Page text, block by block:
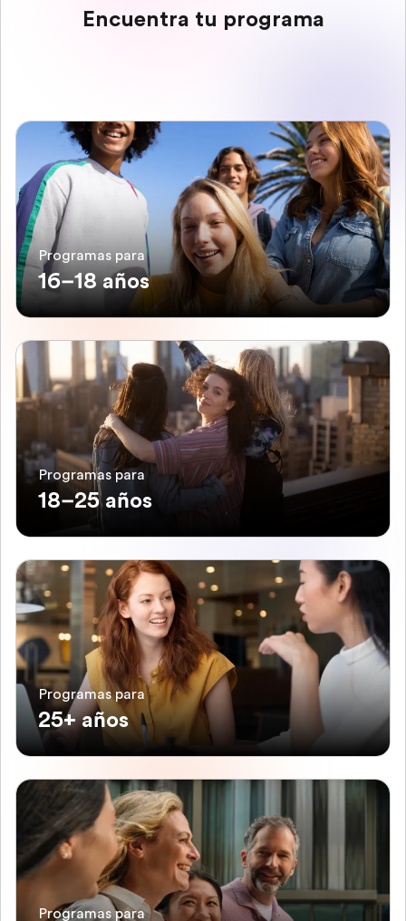
Encuentra tu programa
Programas para
16–18 años
Programas para
18–25 años
Programas para
25+ años
Programas para